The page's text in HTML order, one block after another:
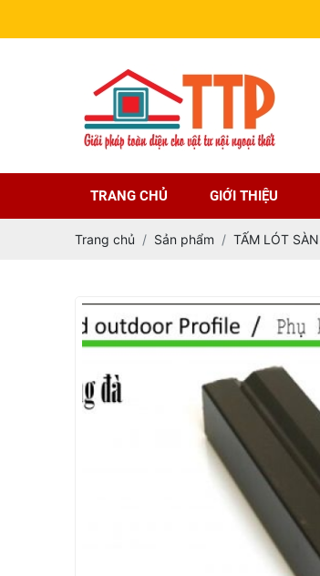
TRANG CHỦ GIỚI THIỆU
Trang chủ Sản phẩm TẤM LÓT SÀN